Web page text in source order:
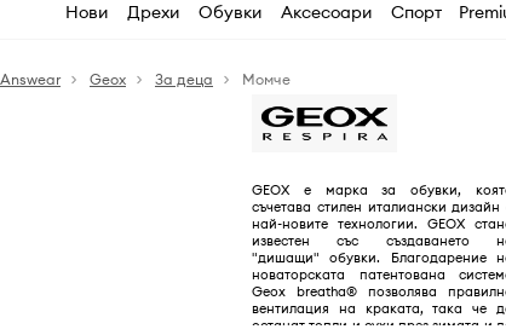
Нови Дрехи Обувки Аксесоари Спорт
Answear Geox За деца Момче
GEOX е марка за обувки,
съчетава стилен италиански дизайн
най-новите технологии. GEOX
известен със създаването
"дишащи" обувки. Благодарение
новаторската патентована
Geox breatha® позволява
вентилация на краката, така че
останат топли и сухи през зимата и